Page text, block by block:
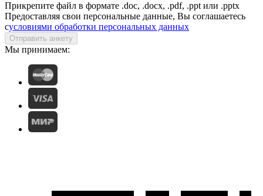
Прикрепите файл в формате .doc, .docx, .pdf, .ppt или .pptx
Предоставляя свои персональные данные, Вы соглашаетесь
сусловиями обработки персональных данных
Отправить анкету
Мы принимаем: